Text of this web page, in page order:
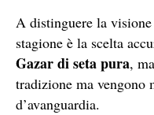
A distinguere la
stagione è la scelta
Gazar di seta pura,
tradizione ma vengono
d’avanguardia.